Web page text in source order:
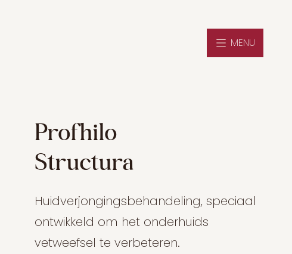
MENU
Profhilo
Structura
Huidverjongingsbehandeling, speciaal
ontwikkeld om het onderhuids
vetweefsel te verbeteren.